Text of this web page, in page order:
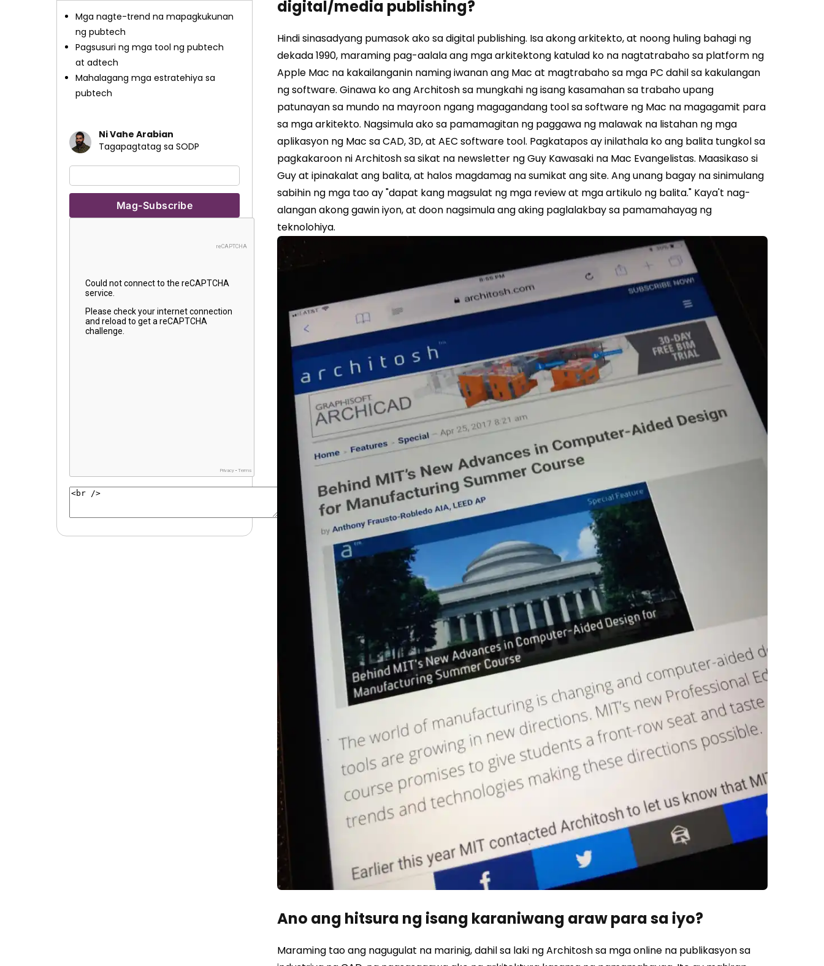
Mga nagte-trend na mapagkukunan
ng pubtech
Pagsusuri ng mga tool ng pubtech
at adtech
Mahalagang mga estratehiya sa
pubtech
Ni Vahe Arabian
Tagapagtatag sa SODP
digital/media publishing?
Hindi sinasadyang pumasok ako sa digital publishing. Isa akong arkitekto, at noong huling bahagi ng
dekada 1990, maraming pag-aalala ang mga arkitektong katulad ko na nagtatrabaho sa platform ng
Apple Mac na kakailanganin naming iwanan ang Mac at magtrabaho sa mga PC dahil sa kakulangan
ng software. Ginawa ko ang Architosh sa mungkahi ng isang kasamahan sa trabaho upang
patunayan sa mundo na mayroon ngang magagandang tool sa software ng Mac na magagamit para
sa mga arkitekto. Nagsimula ako sa pamamagitan ng paggawa ng malawak na listahan ng mga
aplikasyon ng Mac sa CAD, 3D, at AEC software tool. Pagkatapos ay inilathala ko ang balita tungkol sa
pagkakaroon ni Architosh sa sikat na newsletter ng Guy Kawasaki na Mac Evangelistas. Maasikaso si
Guy at ipinakalat ang balita, at halos magdamag na sumikat ang site. Ang unang bagay na sinimulang
sabihin ng mga tao ay "dapat kang magsulat ng mga review at mga artikulo ng balita." Kaya't nag-
alangan akong gawin iyon, at doon nagsimula ang aking paglalakbay sa pamamahayag ng
teknolohiya.
Ano ang hitsura ng isang karaniwang araw para sa iyo?
Maraming tao ang nagugulat na marinig, dahil sa laki ng Architosh sa mga online na publikasyon sa